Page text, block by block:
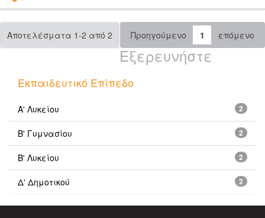
Αποτελέσματα 1-2 από 2 Προηγούμενο 1 επόμενο
Εξερευνήστε
Εκπαιδευτικό Επίπεδο
2
Α' Λυκείου
2
Β' Γυμνασίου
2
Β' Λυκείου
2
Δ' Δημοτικού